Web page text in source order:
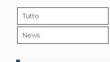
Tutto
News